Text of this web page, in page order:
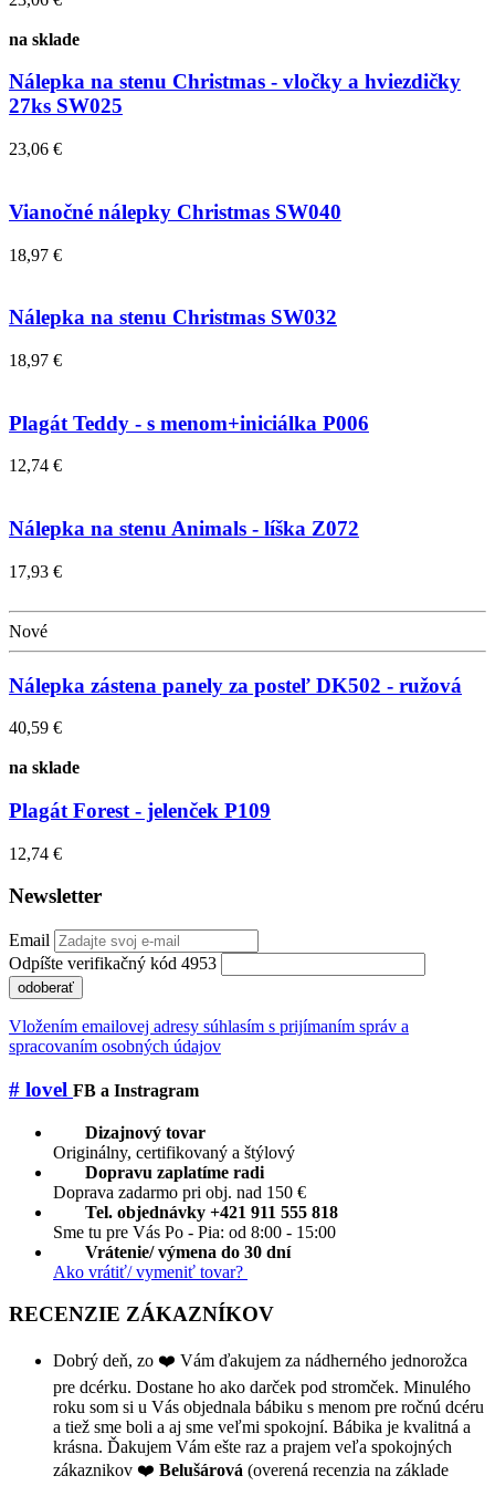
na sklade
Nálepka na stenu Christmas - vločky a hviezdičky
27ks SW025
23,06 €
Vianočné nálepky Christmas SW040
18,97 €
Nálepka na stenu Christmas SW032
18,97 €
Plagát Teddy - s menom+iniciálka P006
12,74 €
Nálepka na stenu Animals - líška Z072
17,93 €
Nové
Nálepka zástena panely za posteľ DK502 - ružová
40,59 €
na sklade
Plagát Forest - jelenček P109
12,74 €
Newsletter
Email
Odpíšte verifikačný kód 4953
odoberať
Vložením emailovej adresy súhlasím s prijímaním správ a
spracovaním osobných údajov
# lovel FB a Instragram
Dizajnový tovar
Originálny, certifikovaný a štýlový
Dopravu zaplatíme radi
Doprava zadarmo pri obj. nad 150 €
Tel. objednávky +421 911 555 818
Sme tu pre Vás Po - Pia: od 8:00 - 15:00
Vrátenie/ výmena do 30 dní
Ako vrátiť/ vymeniť tovar?
RECENZIE ZÁKAZNÍKOV
Dobrý deň, zo ❤️ Vám ďakujem za nádherného jednorožca
pre dcérku. Dostane ho ako darček pod stromček. Minulého
roku som si u Vás objednala bábiku s menom pre ročnú dcéru
a tiež sme boli a aj sme veľmi spokojní. Bábika je kvalitná a
krásna. Ďakujem Vám ešte raz a prajem veľa spokojných
zákaznikov ❤️ Belušárová (overená recenzia na základe